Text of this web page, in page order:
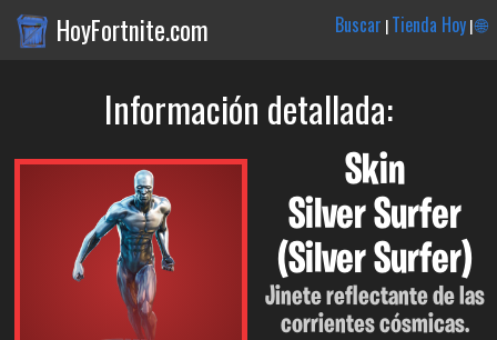
HoyFortnite.com Buscar |Tienda Hoy|🌐
Información detallada:
Skin
Silver Surfer
(Silver Surfer)
Jinete reflectante de las
corrientes cósmicas.